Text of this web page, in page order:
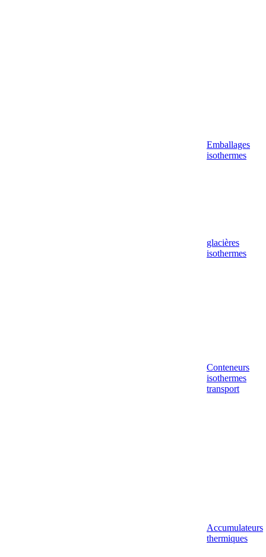
Emballages
isothermes
glacières
isothermes
Conteneurs
isothermes
transport
Accumulateurs
thermiques